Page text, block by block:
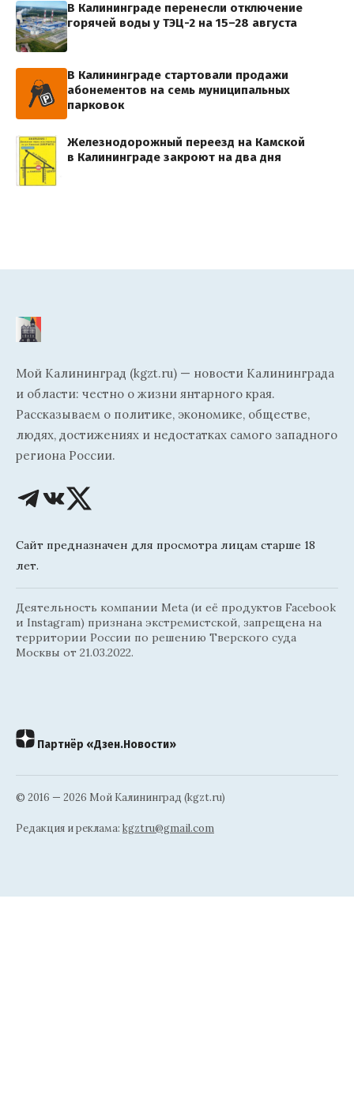
В Калининграде перенесли отключение
горячей воды у ТЭЦ-2 на 15–28 августа
В Калининграде стартовали продажи
абонементов на семь муниципальных
парковок
Железнодорожный переезд на Камской
в Калининграде закроют на два дня
Мой Калининград (kgzt.ru) — новости Калининграда
и области: честно о жизни янтарного края.
Рассказываем о политике, экономике, обществе,
людях, достижениях и недостатках самого западного
региона России.
Сайт предназначен для просмотра лицам старше 18
лет.
Деятельность компании Meta (и её продуктов Facebook
и Instagram) признана экстремистской, запрещена на
территории России по решению Тверского суда
Москвы от 21.03.2022.
Партнёр «Дзен.Новости»
© 2016 — 2026 Мой Калининград (kgzt.ru)
Редакция и реклама: kgztru@gmail.com